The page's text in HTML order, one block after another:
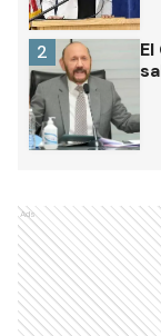
2
Ads